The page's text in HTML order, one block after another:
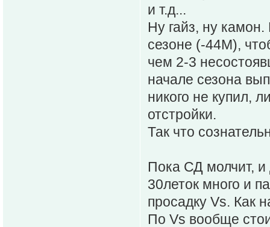
и т.д...
Ну гайз, ну
сезоне (-44М),
чем 2-3
начале сезона
никого не купил,
отстройки.
Так что
Пока СД молчит, и
30леток много и
просадку Vs. Как
По Vs вообще